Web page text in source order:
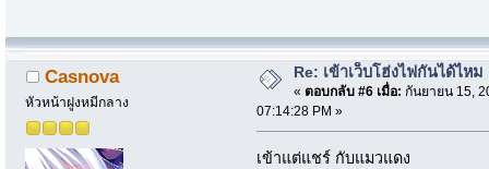
Casnova
หัวหน้าฝูงหมีกลาง
Re: เข้าเว็บโฮ่งไฟกันได้ไหม
« ตอบกลับ #6 เมื่อ: กันยายน 15,
07:14:28 PM »
เข้าแต่แชร์ กับแมวแดง